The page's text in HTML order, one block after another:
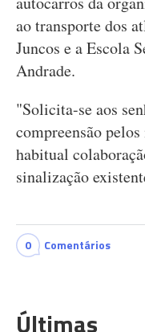
ao transporte dos
Juncos e a Escola
Andrade.
"Solicita-se aos
compreensão
habitual
sinalização
0 Comentários
Últimas